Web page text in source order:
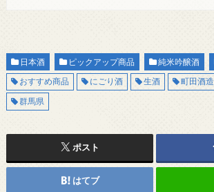
日本酒 ピックアップ商品 純米吟醸酒
おすすめ商品
にごり酒 生酒 町田酒造
群馬県
ポスト
はてブ